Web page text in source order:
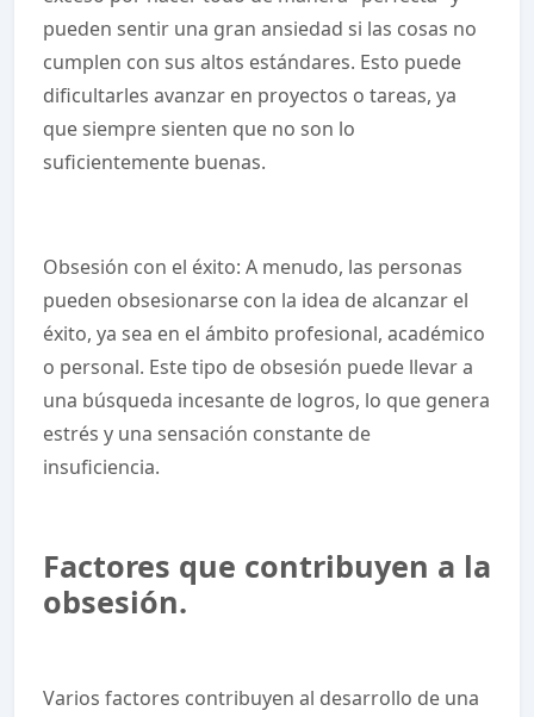
pueden sentir una gran ansiedad si las cosas no
cumplen con sus altos estándares. Esto puede
dificultarles avanzar en proyectos o tareas, ya
que siempre sienten que no son lo
suficientemente buenas.
Obsesión con el éxito: A menudo, las personas
pueden obsesionarse con la idea de alcanzar el
éxito, ya sea en el ámbito profesional, académico
o personal. Este tipo de obsesión puede llevar a
una búsqueda incesante de logros, lo que genera
estrés y una sensación constante de
insuficiencia.
Factores que contribuyen a la
obsesión.
Varios factores contribuyen al desarrollo de una